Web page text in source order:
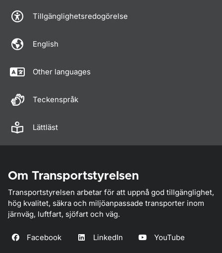
Tillgänglighetsredogörelse
English
Other languages
Teckenspråk
Lättläst
Om Transportstyrelsen
Transportstyrelsen arbetar för att uppnå god tillgänglighet,
hög kvalitet, säkra och miljöanpassade transporter inom
järnväg, luftfart, sjöfart och väg.
Facebook LinkedIn YouTube